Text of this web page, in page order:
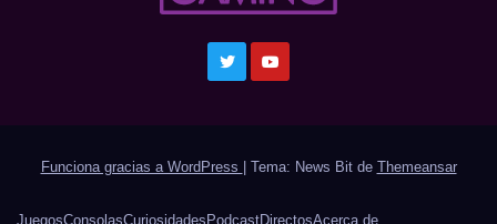
Funciona gracias a WordPress Tema: News Bit de Themeansar
JuegosConsolasCuriosidades PodcastDirectosAcerca de